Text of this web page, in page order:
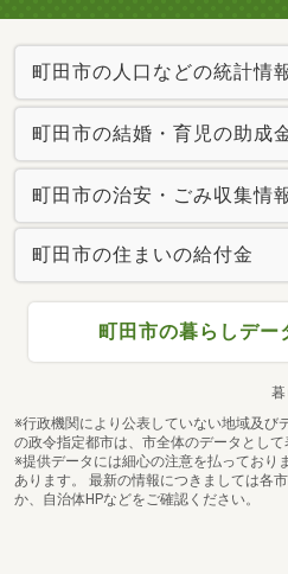
町田市の人口などの統計情
町田市の結婚・育児の助成
町田市の治安・ごみ収集情
町田市の住まいの給付金
町田市の暮らしデー
暮
※行政機関により公表していない地域及び
の政令指定都市は、市全体のデータとして
※提供データには細心の注意を払っており
あります。 最新の情報につきましては各
か、自治体HPなどをご確認ください。